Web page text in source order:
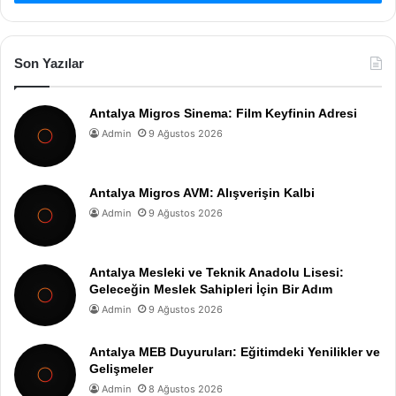
Son Yazılar
Antalya Migros Sinema: Film Keyfinin Adresi
Admin 9 Ağustos 2026
Antalya Migros AVM: Alışverişin Kalbi
Admin 9 Ağustos 2026
Antalya Mesleki ve Teknik Anadolu Lisesi:
Geleceğin Meslek Sahipleri İçin Bir Adım
Admin 9 Ağustos 2026
Antalya MEB Duyuruları: Eğitimdeki Yenilikler ve
Gelişmeler
Admin 8 Ağustos 2026